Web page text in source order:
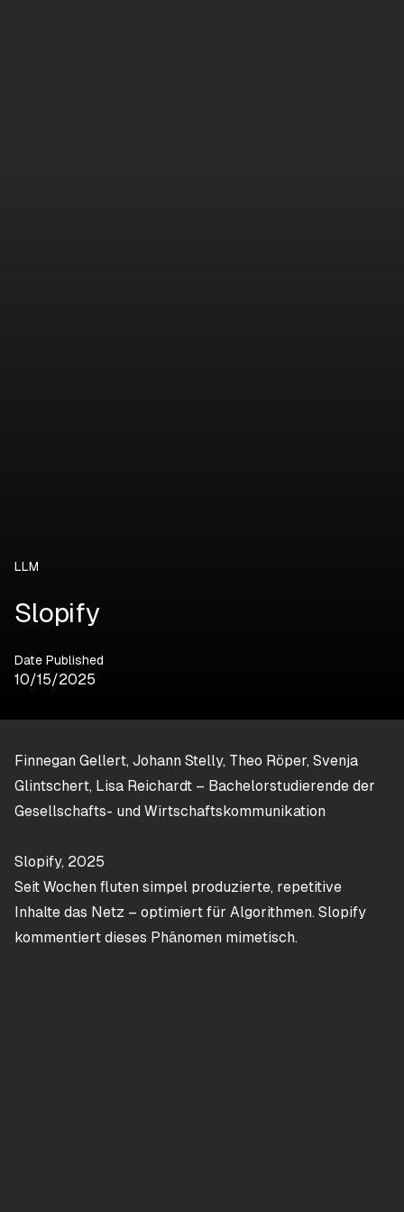
LLM
Slopify
Date Published
10/15/2025
Finnegan Gellert, Johann Stelly, Theo Röper, Svenja
Glintschert, Lisa Reichardt – Bachelorstudierende der
Gesellschafts- und Wirtschaftskommunikation
Slopify, 2025
Seit Wochen fluten simpel produzierte, repetitive
Inhalte das Netz – optimiert für Algorithmen. Slopify
kommentiert dieses Phänomen mimetisch.